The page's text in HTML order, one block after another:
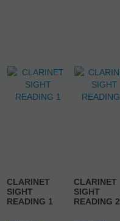
CLARINET
SIGHT
READING 1
CLARINET
SIGHT
READING 2